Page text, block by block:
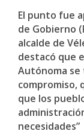
El punto fue
de Gobierno
alcalde de
destacó que
Autónoma
compromiso,
que los
necesidades”